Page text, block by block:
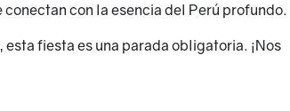
conectan con la esencia del Perú profundo.
fiesta es una parada obligatoria. ¡Nos